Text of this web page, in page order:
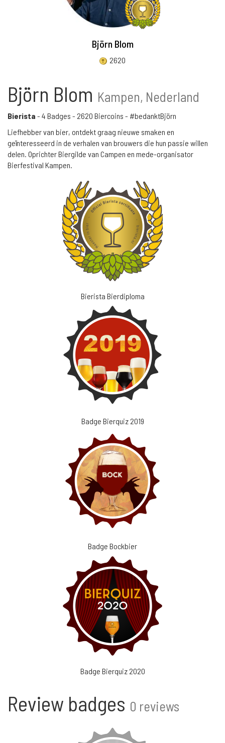
Björn Blom
2620
Björn Blom Kampen, Nederland
Bierista - 4 Badges - 2620 Biercoins - #bedanktBjörn
Liefhebber van bier, ontdekt graag nieuwe smaken en
geïnteresseerd in de verhalen van brouwers die hun passie willen
delen. Oprichter Biergilde van Campen en mede-organisator
Bierfestival Kampen.
Bierista Bierdiploma
Badge Bierquiz 2019
Badge Bockbier
Badge Bierquiz 2020
Review badges 0 reviews